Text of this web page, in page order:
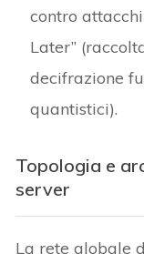
contro
Later”
decifrazione
quantistici).
Topologia e
server
La rete globale